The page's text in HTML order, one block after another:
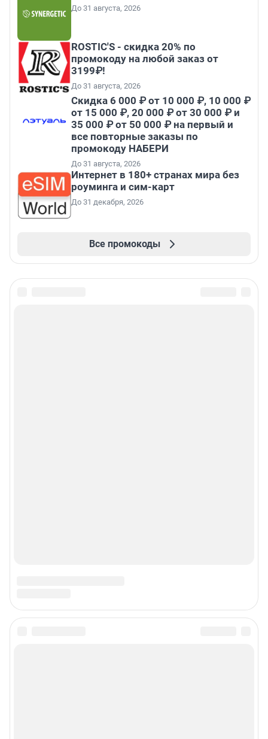
До 31 августа, 2026
ROSTIC'S - скидка 20% по
промокоду на любой заказ от
3199₽!
До 31 августа, 2026
Скидка 6 000 ₽ от 10 000 ₽, 10 000 ₽
от 15 000 ₽, 20 000 ₽ от 30 000 ₽ и
35 000 ₽ от 50 000 ₽ на первый и
все повторные заказы по
промокоду НАБЕРИ
До 31 августа, 2026
Интернет в 180+ странах мира без
роуминга и сим-карт
До 31 декабря, 2026
Все промокоды